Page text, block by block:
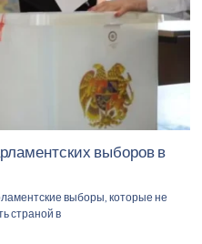
выборов в
выборы, которые не
страной в